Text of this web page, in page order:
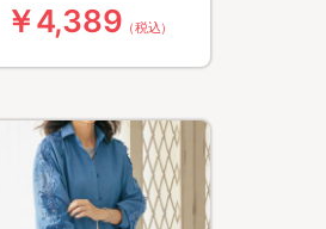
￥4,389 （税込）